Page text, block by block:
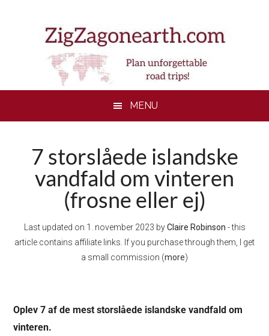
MENU
7 storslåede islandske
vandfald om vinteren
(frosne eller ej)
Last updated on 1. november 2023 byClaire Robinson - this
article contains affiliate links. If you purchase through them, I get
a small commission (more)
Oplev 7 af de mest storslåede islandske vandfald om
vinteren.